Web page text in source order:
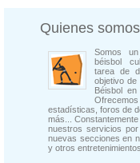
Quienes somos
Somos
béisbol
tarea de
objetivo
Béisbol
estadísticas, foros de
más...
nuestros servicios
nuevas secciones en
y otros entretenimientos.